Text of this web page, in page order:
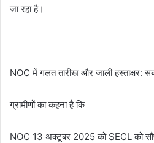
जा रहा है।
NOC में गलत तारीख और जाली हस्ताक्षर:
ग्रामीणों का कहना है कि
NOC 13 अक्टूबर 2025 को SECL को